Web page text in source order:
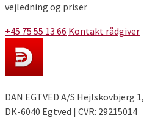
vejledning og priser
+45 75 55 13 66 Kontakt rådgiver
DAN EGTVED A/S Hejlskovbjerg 1,
DK-6040 Egtved | CVR: 29215014